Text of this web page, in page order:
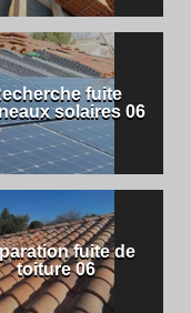
fuite
solaires 06
fuite de
toiture 06